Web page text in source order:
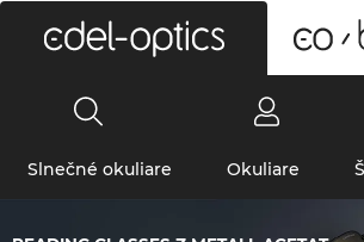
Slnečné okuliare Okuliare